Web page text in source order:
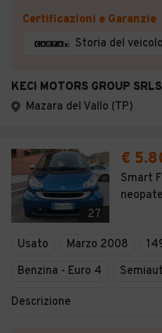
Certificazioni e Garanzie
Storia del veicolo
KECI MOTORS GROUP SRLS
Mazara del Vallo (TP)
27
€
Smart
Usato Marzo 2008
Benzina - Euro 4
Descrizione